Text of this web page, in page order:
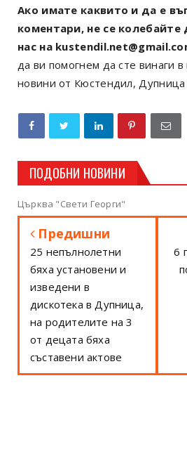
Ако имате каквито и да е
коментари, не се колебайте
нас на
да ви помогнем да сте винаги в
новини от Кюстендил, Дупница
ПОДОБНИ НОВИНИ
Църква "Свети Георги"
Предишни
25 непълнолетни
бяха установени и
изведени в
дискотека в Дупница,
на родителите на 3
от децата бяха
съставени актове
6